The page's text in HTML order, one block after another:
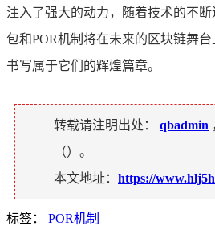
注入了强大的动力，随着技术的不
包和POR机制将在未来的区块链舞台
书写属于它们的辉煌篇章。
转载请注明出处： qbadmin
（）。
本文地址： https://
标签： POR机制